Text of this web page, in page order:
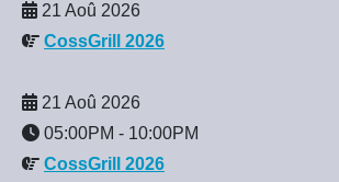
21 Aoû 2026
CossGrill 2026
21 Aoû 2026
05:00PM - 10:00PM
CossGrill 2026